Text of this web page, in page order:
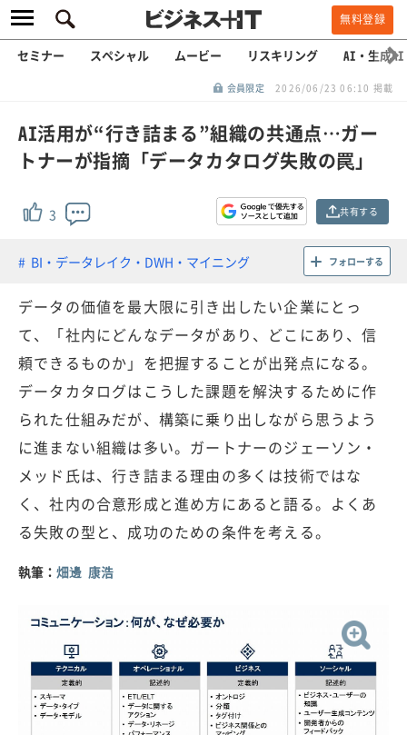
無料登録
セミナー スペシャル ムービー リスキリング AI・生成AI
会員限定 2026/06/23 06:10 掲載
AI活用が“行き詰まる”組織の共通点…ガー
トナーが指摘「データカタログ失敗の罠」
3 共有する
BI・データレイク・DWH・マイニング フォローする
データの価値を最大限に引き出したい企業にとっ
て、「社内にどんなデータがあり、どこにあり、信
頼できるものか」を把握することが出発点になる。
データカタログはこうした課題を解決するために作
られた仕組みだが、構築に乗り出しながら思うよう
に進まない組織は多い。ガートナーのジェーソン・
メッド氏は、行き詰まる理由の多くは技術ではな
く、社内の合意形成と進め方にあると語る。よくあ
る失敗の型と、成功のための条件を考える。
執筆： 畑邊 康浩